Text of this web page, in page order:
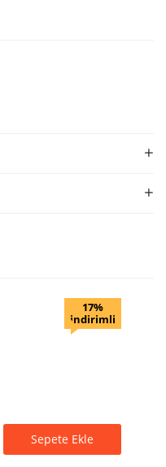
17%
indirimli
Sepete Ekle